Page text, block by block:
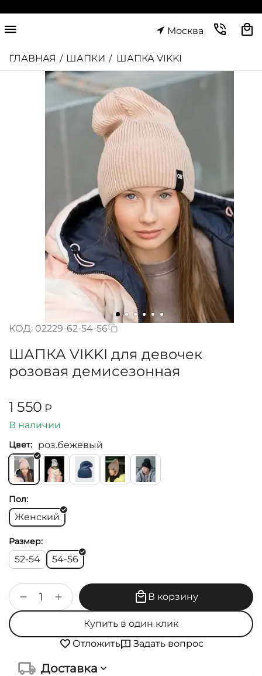
Москва
ГЛАВНАЯ / ШАПКИ / ШАПКА VIKKI
КОД: 02229-62-54-56
ШАПКА VIKKI для девочек
розовая демисезонная
1 550 Р
В наличии
Цвет: роз.бежевый
Пол:
Женский
Размер:
52-54 54-56
+
− В корзину
Купить в один клик
Отложить
Задать вопрос
Доставка